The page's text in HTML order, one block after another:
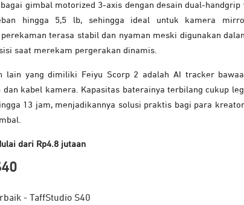
gimbal motorized 3-axis dengan desain dual-
hingga 5,5 lb, sehingga ideal untuk kamera
terasa stabil dan nyaman meski digunakan
saat merekam pergerakan dinamis.
lain yang dimiliki Feiyu Scorp 2 adalah AI tracker
kabel kamera. Kapasitas baterainya terbilang cukup
13 jam, menjadikannya solusi praktis bagi para
dari Rp4.8 jutaan